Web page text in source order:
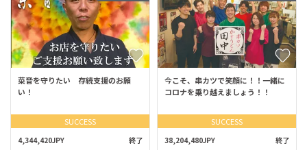
菜音を守りたい 存続支援のお願
い！
SUCCESS
4,344,420JPY 終了
今こそ、串カツで笑顔に！！一緒に
コロナを乗り越えましょう！！
SUCCESS
38,204,480JPY 終了